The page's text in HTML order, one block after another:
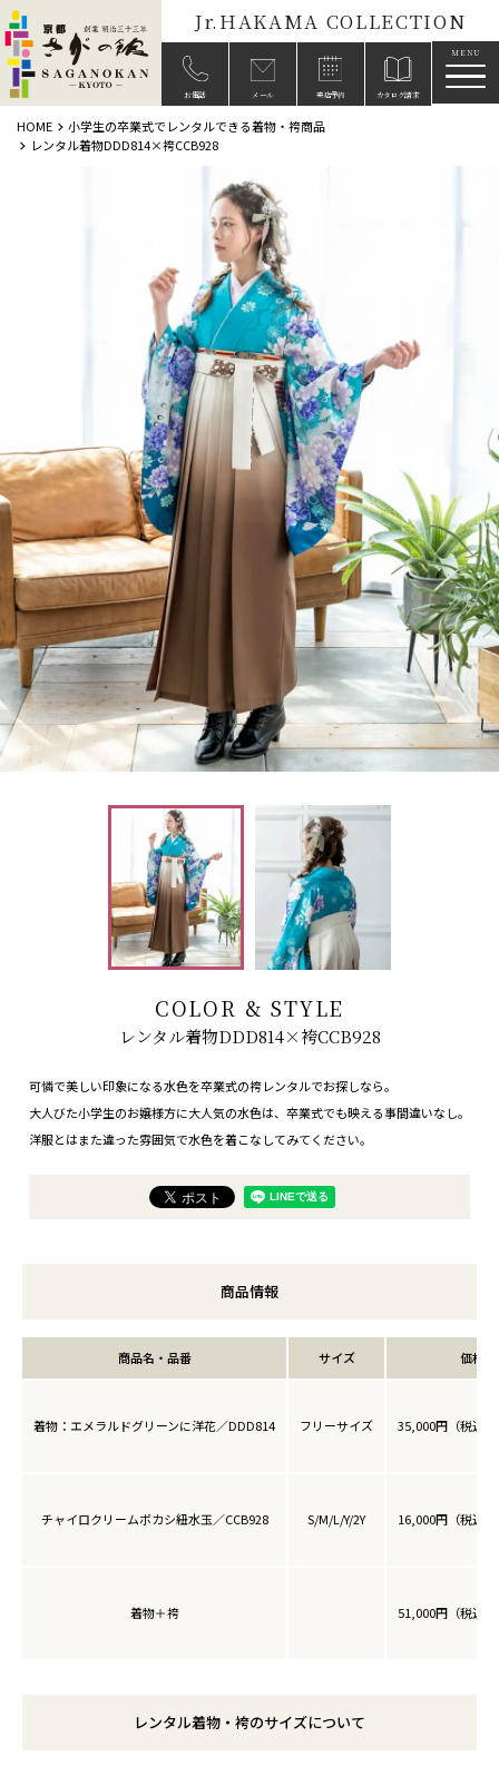
Jr.HAKAMA COLLECTION
お電話 メール 来店予約 カタログ請求
HOME
小学生の卒業式でレンタルできる着物・袴商品
レンタル着物DDD814×袴CCB928
COLOR & STYLE
レンタル着物DDD814×袴CCB928
可憐で美しい印象になる水色を卒業式の袴レンタルでお探しなら。
大人びた小学生のお嬢様方に大人気の水色は、卒業式でも映える事間違いなし。
洋服とはまた違った雰囲気で水色を着こなしてみてください。
商品情報
商品名・品番 サイズ 価格
着物：エメラルドグリーンに洋花／DDD814 フリーサイズ 35,000円（税込
チャイロクリームボカシ紐水玉／CCB928 S/M/L/Y/2Y 16,000円（税込
着物＋袴 51,000円（税込
レンタル着物・袴のサイズについて
メニ